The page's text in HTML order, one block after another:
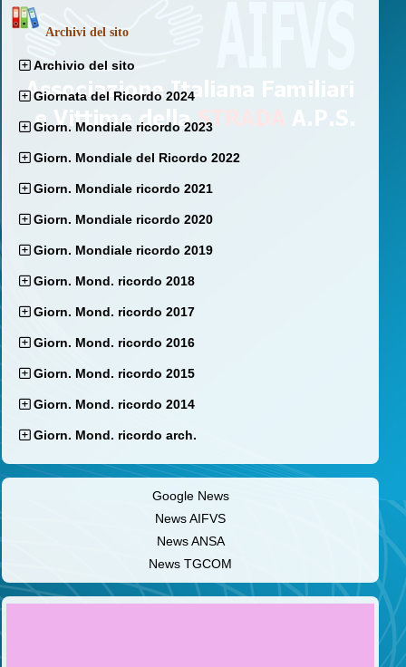
Archivi del sito
Archivio del sito
Giornata del Ricordo 2024
Giorn. Mondiale ricordo 2023
Giorn. Mondiale del Ricordo 2022
Giorn. Mondiale ricordo 2021
Giorn. Mondiale ricordo 2020
Giorn. Mondiale ricordo 2019
Giorn. Mond. ricordo 2018
Giorn. Mond. ricordo 2017
Giorn. Mond. ricordo 2016
Giorn. Mond. ricordo 2015
Giorn. Mond. ricordo 2014
Giorn. Mond. ricordo arch.
Google News
News AIFVS
News ANSA
News TGCOM